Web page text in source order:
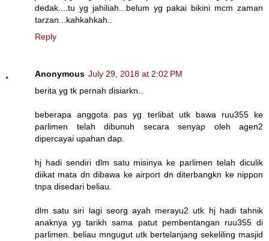
dedak....tu yg jahiliah...belum yg pakai bikini mcm zaman
tarzan...kahkahkah..
Reply
Anonymous July 29, 2018 at 2:02 PM
berita yg tk pernah disiarkn..
beberapa anggota pas yg terlibat utk bawa ruu355 ke
parlimen telah dibunuh secara senyap oleh agen2
dipercayai upahan dap.
hj hadi sendiri dlm satu misinya ke parlimen telah diculik
diikat mata dn dibawa ke airport dn diterbangkn ke nippon
tnpa disedari beliau.
dlm satu siri lagi seorg ayah merayu2 utk hj hadi tahnik
anaknya yg tarikh sama patut pembentangan ruu355 di
parlimen. beliau mngugut utk bertelanjang sekeliling masjid